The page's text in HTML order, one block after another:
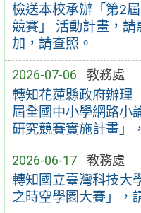
檢送本校承辦「第2
競賽」 活動計畫，
加，請查照。
2026-07-06 教務處
轉知花蓮縣政府辦理
屆全國中小學網路小
研究競賽實施計畫」
2026-06-17 教務處
轉知國立臺灣科技大
之時空學園大賽」，